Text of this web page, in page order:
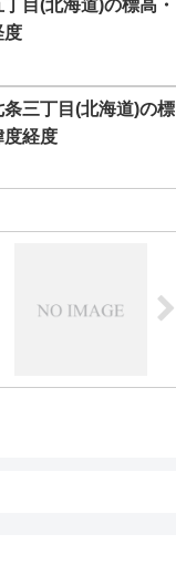
目(北海道)の標高・
度
三丁目(北海道)の標
度経度